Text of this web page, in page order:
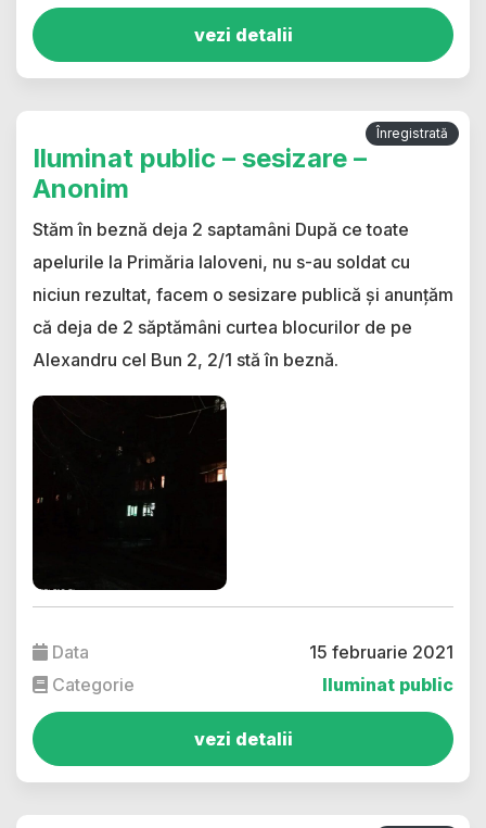
vezi detalii
Înregistrată
Iluminat public – sesizare –
Anonim
Stăm în beznă deja 2 saptamâni După ce toate
apelurile la Primăria Ialoveni, nu s-au soldat cu
niciun rezultat, facem o sesizare publică și anunțăm
că deja de 2 săptămâni curtea blocurilor de pe
Alexandru cel Bun 2, 2/1 stă în beznă.
Data
15 februarie 2021
Categorie
Iluminat public
vezi detalii